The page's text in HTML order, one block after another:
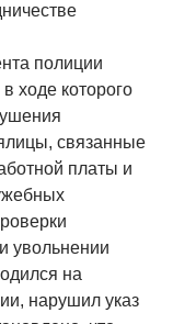
полиции
ходе которого
связанные
платы и
увольнении
на
нарушил указ